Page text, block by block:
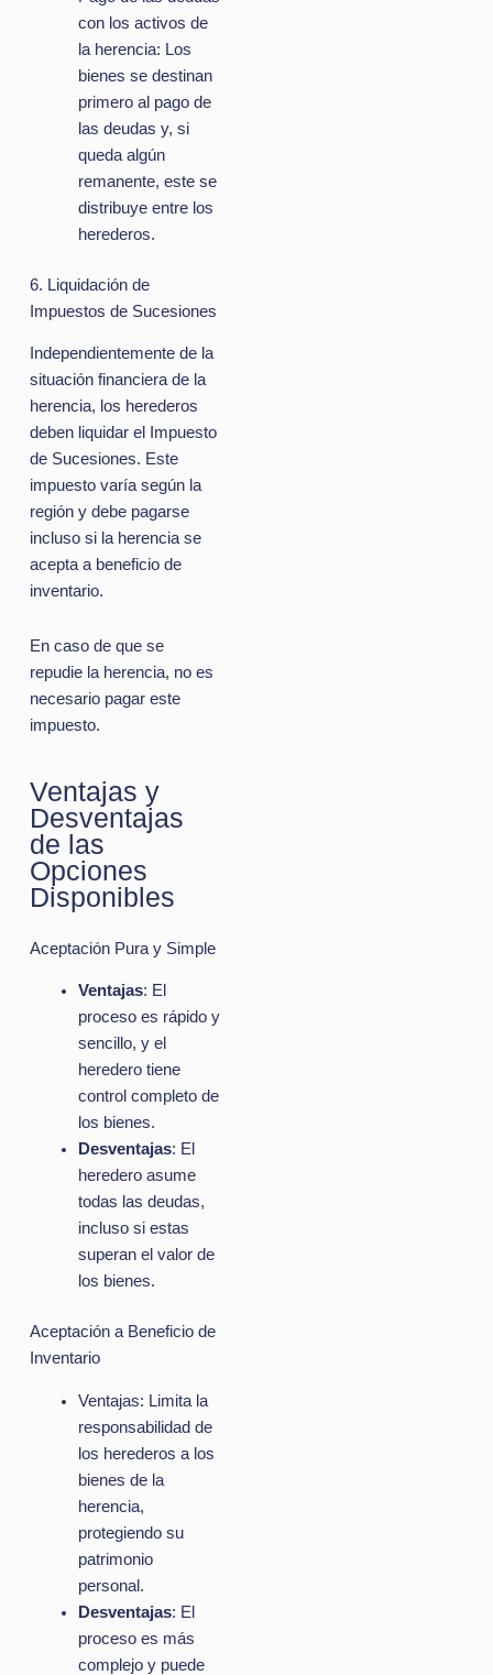
con los activos de
la herencia: Los
bienes se destinan
primero al pago de
las deudas y, si
queda algún
remanente, este se
distribuye entre los
herederos.
6. Liquidación de
Impuestos de Sucesiones
Independientemente de la
situación financiera de la
herencia, los herederos
deben liquidar el Impuesto
de Sucesiones. Este
impuesto varía según la
región y debe pagarse
incluso si la herencia se
acepta a beneficio de
inventario.
En caso de que se
repudie la herencia, no es
necesario pagar este
impuesto.
Ventajas y
Desventajas
de las
Opciones
Disponibles
Aceptación Pura y Simple
Ventajas: El
proceso es rápido y
sencillo, y el
heredero tiene
control completo de
los bienes.
Desventajas: El
heredero asume
todas las deudas,
incluso si estas
superan el valor de
los bienes.
Aceptación a Beneficio de
Inventario
Ventajas: Limita la
responsabilidad de
los herederos a los
bienes de la
herencia,
protegiendo su
patrimonio
personal.
Desventajas: El
proceso es más
complejo y puede